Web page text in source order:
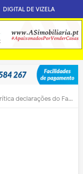
DIGITAL DE VIZELA
declarações do Famalicão